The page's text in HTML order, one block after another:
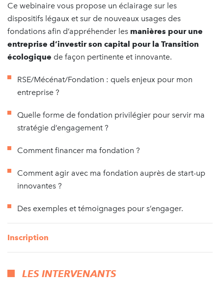
Ce webinaire vous propose un éclairage sur les
dispositifs légaux et sur de nouveaux usages des
fondations afin d’appréhender les manières pour une
entreprise d’investir son capital pour la Transition
écologique de façon pertinente et innovante.
RSE/Mécénat/Fondation : quels enjeux pour mon
entreprise ?
Quelle forme de fondation privilégier pour servir ma
stratégie d’engagement ?
Comment financer ma fondation ?
Comment agir avec ma fondation auprès de start-up
innovantes ?
Des exemples et témoignages pour s’engager.
Inscription
LES INTERVENANTS